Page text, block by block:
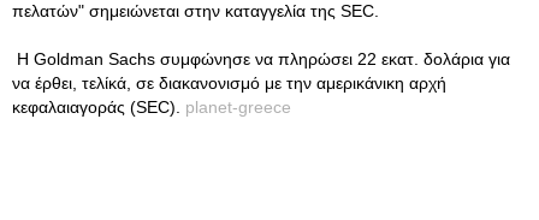
πελατών" σημειώνεται στην καταγγελία της SEC.
Η Goldman Sachs συμφώνησε να πληρώσει 22 εκατ. δολάρια για
να έρθει, τελίκά, σε διακανονισμό με την αμερικάνικη αρχή
κεφαλαιαγοράς (SEC). planet-greece